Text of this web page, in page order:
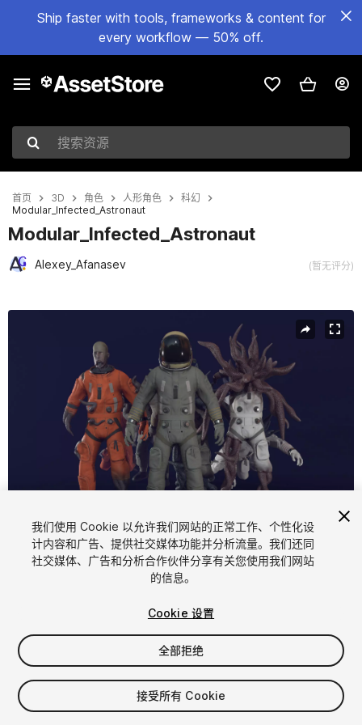
Ship faster with tools, frameworks & content for
every workflow — 50% off.
搜索资源
首页 3D 角色 人形角色
科幻
Modular_Infected_Astronaut
Modular_Infected_Astronaut
Alexey_Afanasev (暂无评分)
1/17
$59.99
增值税将在结算时计算
我们使用 Cookie 以允许我们网站的正常工作、个性化设
计内容和广告、提供社交媒体功能并分析流量。我们还同
社交媒体、广告和分析合作伙伴分享有关您使用我们网站
的信息。
Cookie 设置
全部拒绝
接受所有 Cookie